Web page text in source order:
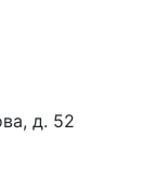
д. 52